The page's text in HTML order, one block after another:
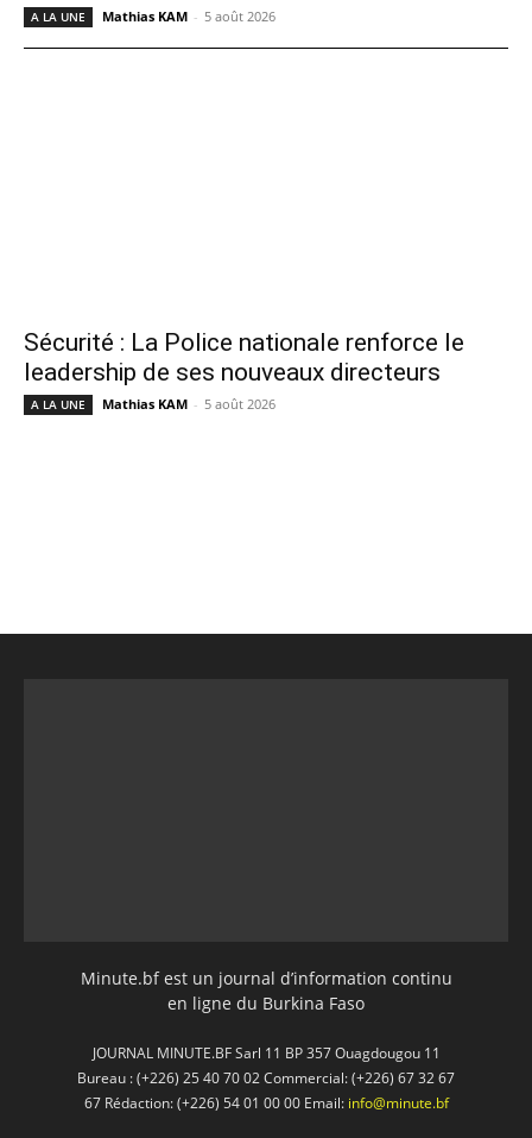
A LA UNE Mathias KAM - 5 août 2026
Sécurité : La Police nationale renforce le
leadership de ses nouveaux directeurs
A LA UNE Mathias KAM - 5 août 2026
Minute.bf est un journal d’information continu
en ligne du Burkina Faso
JOURNAL MINUTE.BF Sarl 11 BP 357 Ouagdougou 11
Bureau : (+226) 25 40 70 02 Commercial: (+226) 67 32 67
67 Rédaction: (+226) 54 01 00 00 Email: info@minute.bf